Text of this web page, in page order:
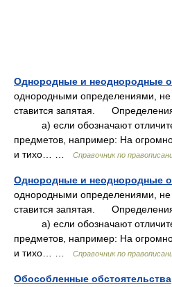
Однородные и неоднородные
однородными определениями, не
ставится запятая.
а) если обозначают
предметов, например: На
и тихо… …
Справочник по
Однородные и неоднородные
однородными определениями, не
ставится запятая.
а) если обозначают
предметов, например: На
и тихо… …
Справочник по
Обособленные обстоятельства